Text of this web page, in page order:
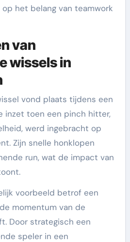
het belang van teamwork
van
wissels in
vond plaats tijdens een
inzet toen een pinch hitter,
werd ingebracht op
Zijn snelle honklopen
run, wat de impact van
voorbeeld betrof een
momentum van de
Door strategisch een
speler in een